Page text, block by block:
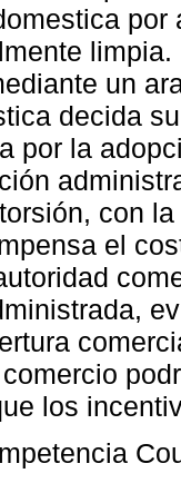
un
decida
por la
con
el
los